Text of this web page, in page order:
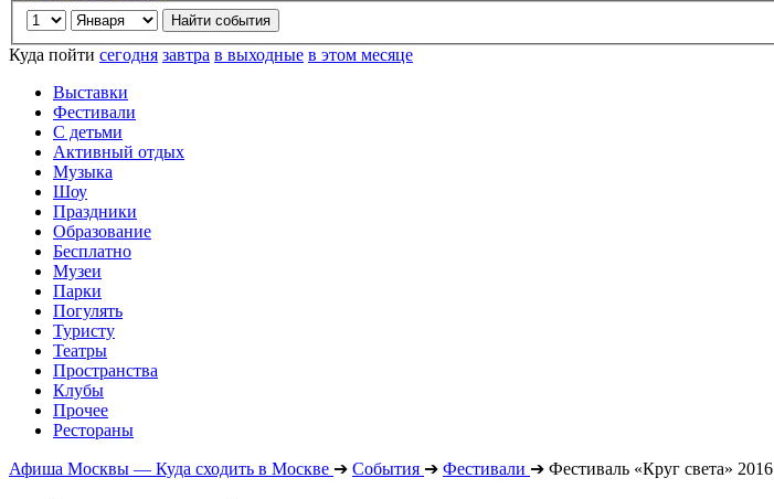
Куда пойти сегодня завтра в выходные в этом месяце
Выставки
Фестивали
С детьми
Активный отдых
Музыка
Шоу
Праздники
Образование
Бесплатно
Музеи
Парки
Погулять
Туристу
Театры
Пространства
Клубы
Прочее
Рестораны
Афиша Москвы — Куда сходить в Москве ➔ События ➔ Фестивали ➔ Фестиваль «Круг света» 2016